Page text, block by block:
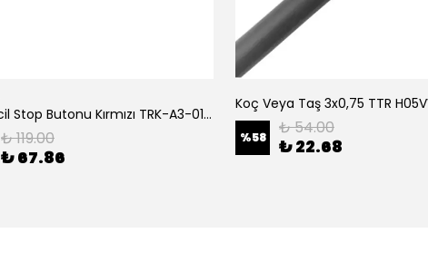
Tork Acil Stop Butonu Kırmızı TRK-A3-01ZS Acil Durum Butonu | Kırmızı Mantar Tipi NC1
₺ 119.00
₺ 67.86
%58 ₺ 54.00
₺ 22.68